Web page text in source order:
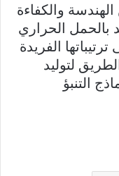
والكفاءة
بالحمل الحراري
الفريدة
لتوليد
التنبؤ